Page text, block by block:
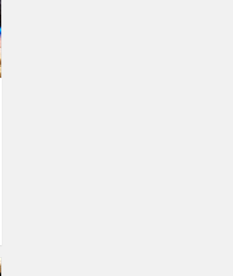
renginio
akimirkos
JAZZ‘O